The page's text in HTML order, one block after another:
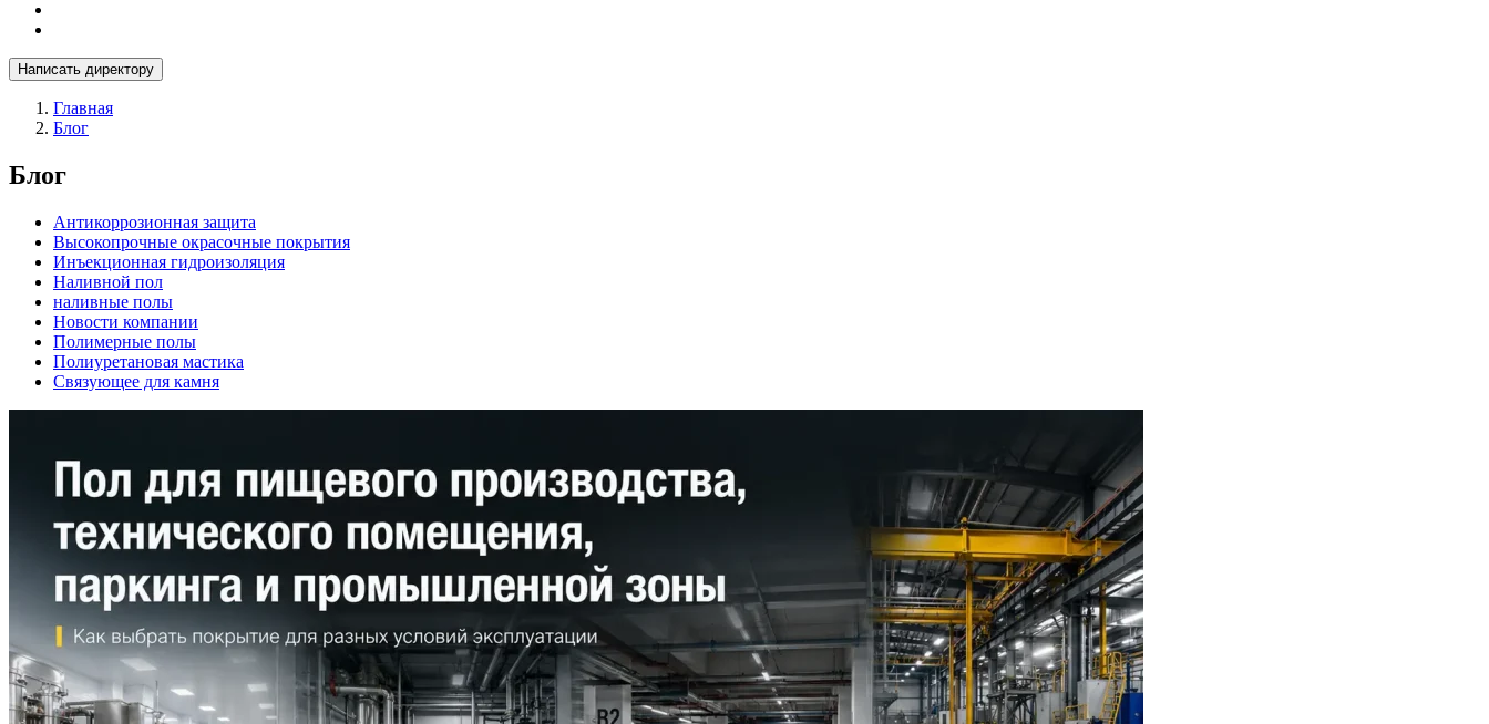
Написать директору
Главная
Блог
Блог
Антикоррозионная защита
Высокопрочные окрасочные покрытия
Инъекционная гидроизоляция
Наливной пол
наливные полы
Новости компании
Полимерные полы
Полиуретановая мастика
Связующее для камня